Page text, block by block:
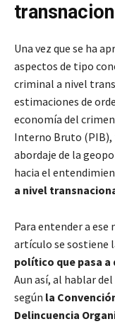
Una vez que se ha
aspectos de tipo
criminal a nivel
estimaciones de
economía del
Interno Bruto (PIB),
abordaje de la
hacia el
a nivel
Para entender a
artículo se sostiene
político que pasa
Aun así, al hablar
según la
Delincuencia